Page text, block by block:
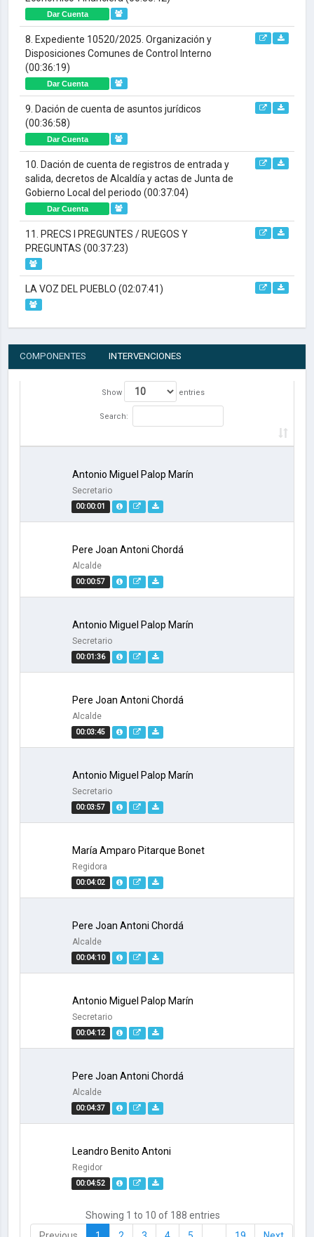
Dar Cuenta
8. Expediente 10520/2025. Organización y
Disposiciones Comunes de Control Interno
(00:36:19)
Dar Cuenta
9. Dación de cuenta de asuntos jurídicos
(00:36:58)
Dar Cuenta
10. Dación de cuenta de registros de entrada y
salida, decretos de Alcaldía y actas de Junta de
Gobierno Local del periodo (00:37:04)
Dar Cuenta
11. PRECS I PREGUNTES / RUEGOS Y
PREGUNTAS (00:37:23)
LA VOZ DEL PUEBLO (02:07:41)
COMPONENTES INTERVENCIONES
Show entries
Search:
00:00:01
Antonio Miguel Palop Marín
Secretario
00:00:57
Pere Joan Antoni Chordá
Alcalde
00:01:36
Antonio Miguel Palop Marín
Secretario
00:03:45
Pere Joan Antoni Chordá
Alcalde
00:03:57
Antonio Miguel Palop Marín
Secretario
00:04:02
María Amparo Pitarque Bonet
Regidora
00:04:10
Pere Joan Antoni Chordá
Alcalde
00:04:12
Antonio Miguel Palop Marín
Secretario
00:04:37
Pere Joan Antoni Chordá
Alcalde
00:04:52
Leandro Benito Antoni
Regidor
Showing 1 to 10 of 188 entries